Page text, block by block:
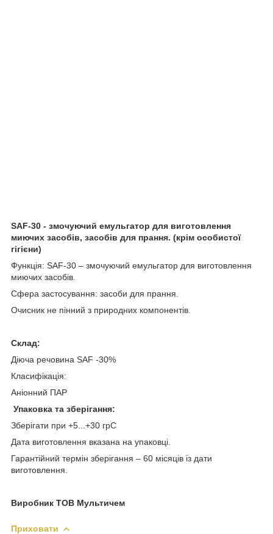
SAF-30 - змочуючий емульгатор для виготовлення
миючих засобів, засобів для прання. (крім особистої
гігієни)
Функція: SAF-30 – змочуючий емульгатор для виготовлення
миючих засобів.
Сфера застосування: засоби для прання.
Очисник не пінний з природних компонентів.
Склад:
Діюча речовина SAF -30%
Класифікація:
Аніонний ПАР
Упаковка та зберігання:
Зберігати при +5...+30 грС
Дата виготовлення вказана на упаковці.
Гарантійний термін зберігання – 60 місяців із дати
виготовлення.
Виробник ТОВ Мультичем
Приховати